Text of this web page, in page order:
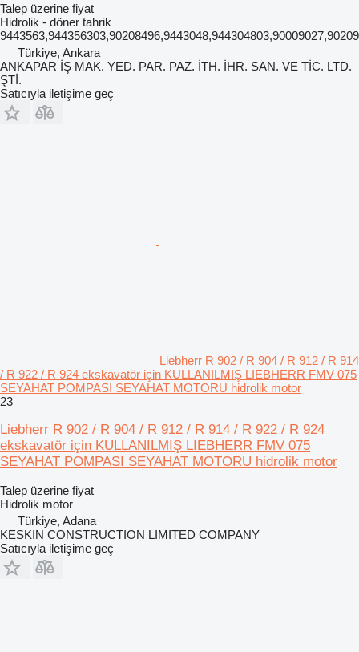
Talep üzerine fiyat
Hidrolik - döner tahrik
Türkiye, Ankara
ANKAPAR İŞ MAK. YED. PAR. PAZ. İTH. İHR. SAN. VE TİC. LTD.
ŞTİ.
Satıcıyla iletişime geç
Liebherr R 902 / R 904 / R 912 / R 914
/ R 922 / R 924 ekskavatör için KULLANILMIŞ LIEBHERR FMV 075
SEYAHAT POMPASI SEYAHAT MOTORU hidrolik motor
23
Liebherr R 902 / R 904 / R 912 / R 914 / R 922 / R 924
ekskavatör için KULLANILMIŞ LIEBHERR FMV 075
SEYAHAT POMPASI SEYAHAT MOTORU hidrolik motor
Talep üzerine fiyat
Hidrolik motor
Türkiye, Adana
KESKIN CONSTRUCTION LIMITED COMPANY
Satıcıyla iletişime geç